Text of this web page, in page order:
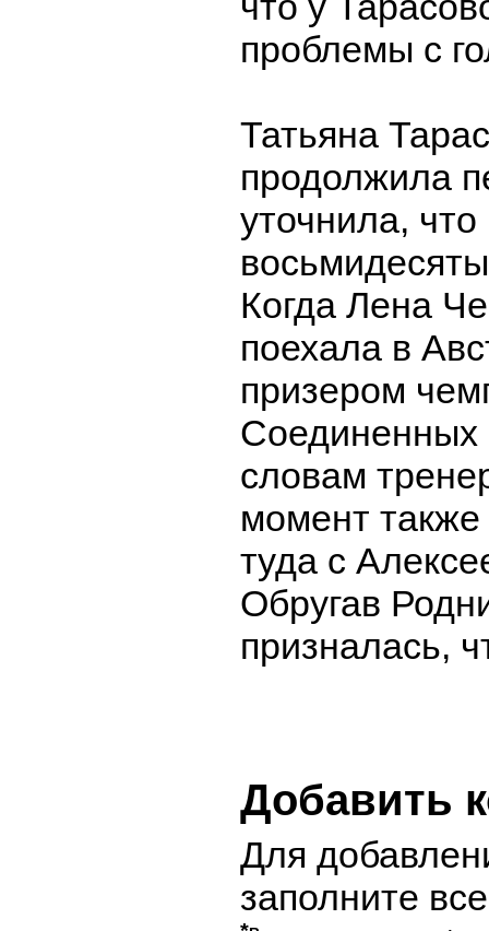
проблемы с
Татьяна
продолжила
уточнила,
Когда Лена
поехала в
призером
словам
момент
туда с
Обругав
призналась,
Добавить
Для
заполните